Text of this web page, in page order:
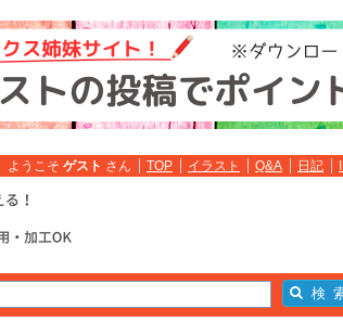
ようこそ ゲスト さん TOP イラスト Q&A 日記